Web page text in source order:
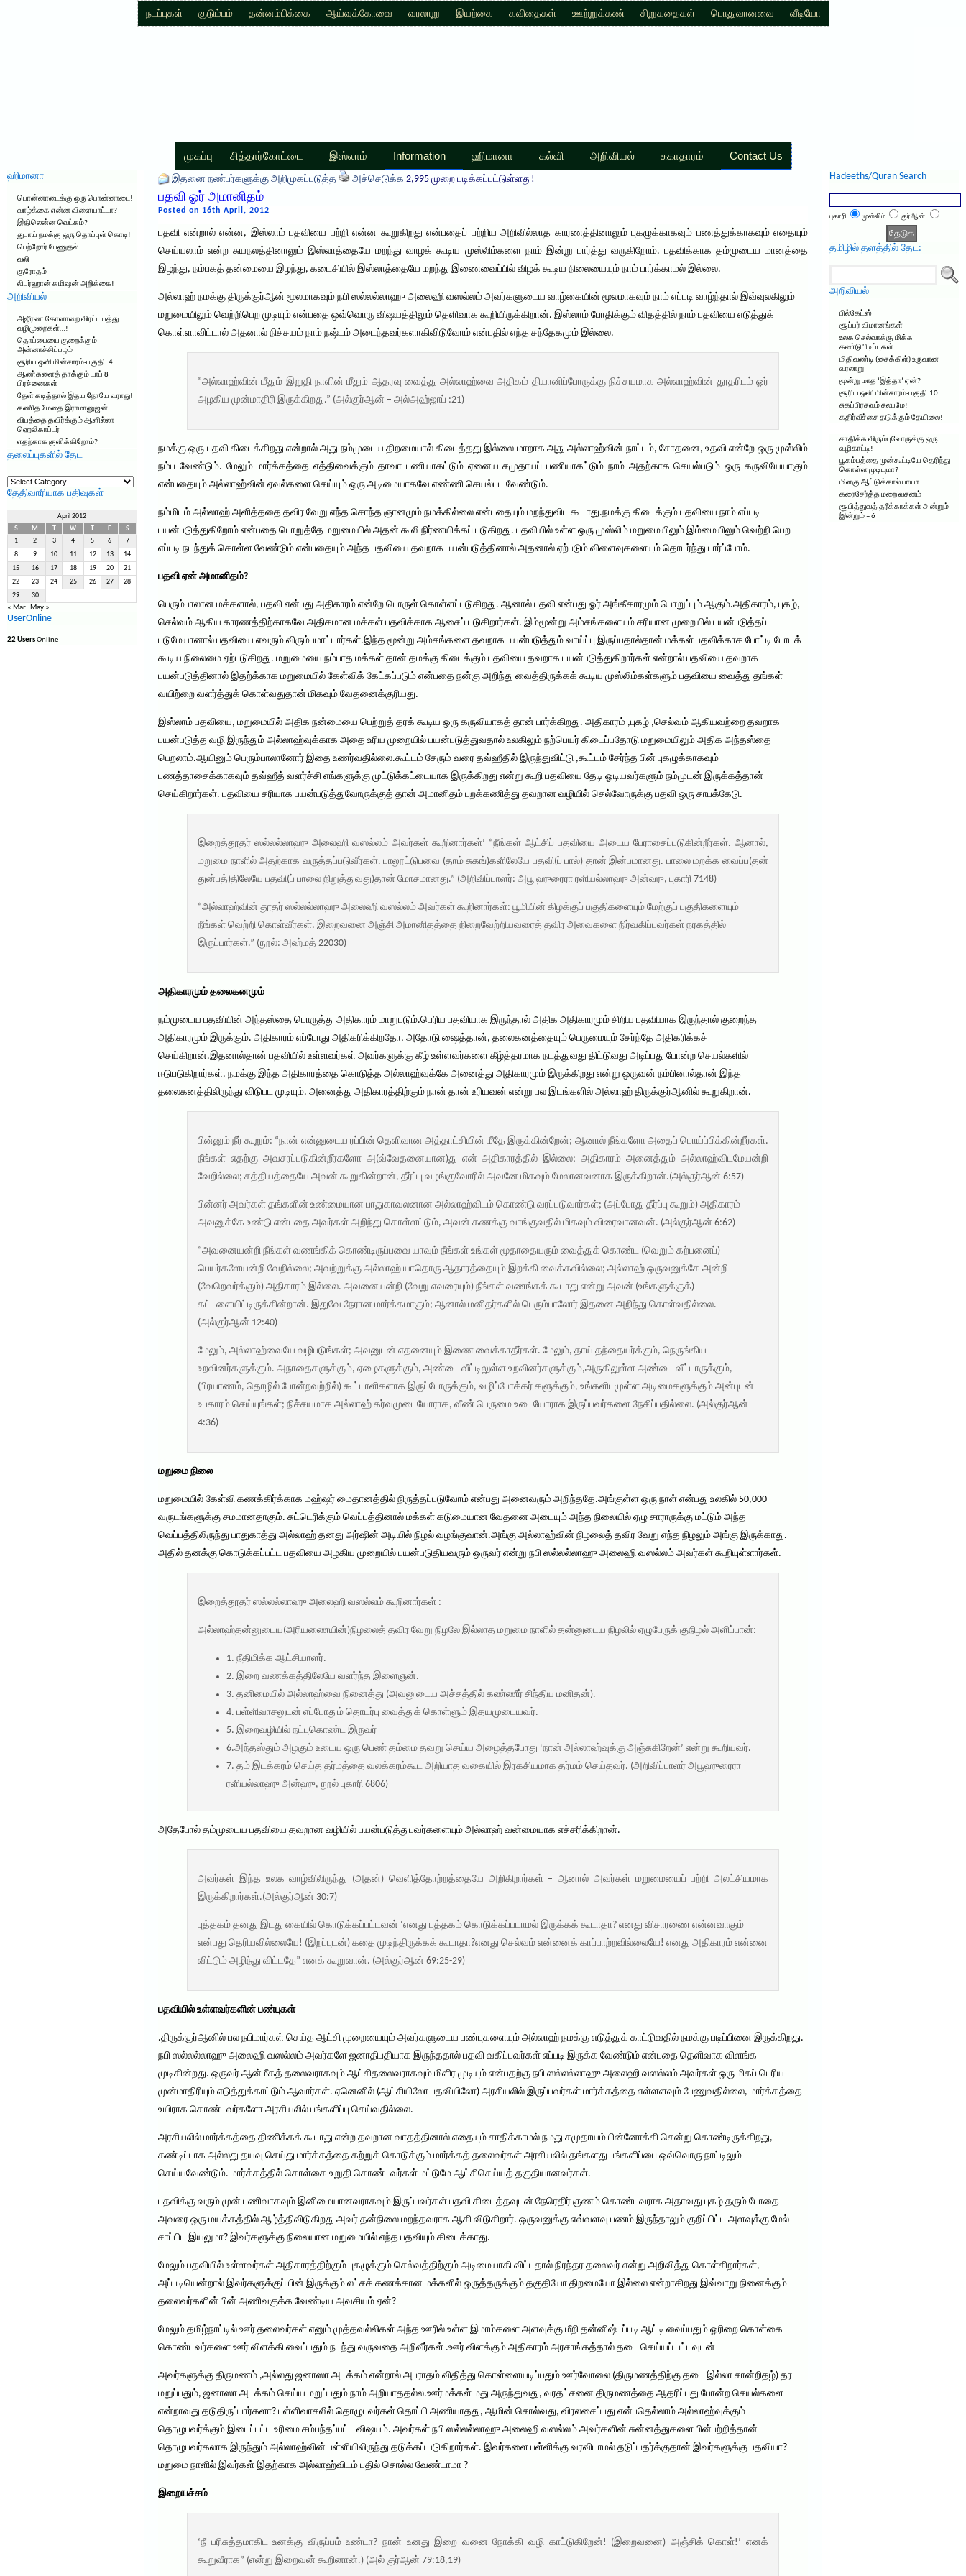
நடப்புகள் குடும்பம் தன்னம்பிக்கை ஆய்வுக்கோவை வரலாறு இயற்கை கவிதைகள் ஊற்றுக்கண் சிறுகதைகள் பொதுவானவை வீடியோ
முகப்பு சித்தார்கோட்டை இஸ்லாம் Information ஹிமானா கல்வி அறிவியல் சுகாதாரம் Contact Us
ஹிமானா
பொன்னாடைக்கு ஒரு பொன்னாடை!
வாழ்க்கை என்ன விளையாட்டா?
இதிலென்ன வெட்கம்?
துபாய் நமக்கு ஒரு தொப்புள் கொடி!
பெற்றோர் பேணுதல்
வலி
குரோதம்
லிபர்ஹான் கமிஷன் அறிக்கை!
அறிவியல்
அஜீரண கோளாறை விரட்ட பத்து
வழிமுறைகள்…!
தொப்பையை குறைக்கும்
அன்னாச்சிப்பழம்
சூரிய ஒளி மின்சாரம்-பகுதி. 4
ஆண்களைத் தாக்கும் டாப் 8
பிரச்னைகள்
தேள் கடித்தால் இதய நோயே வராது!
கணித மேதை இராமானுஜன்
விபத்தை தவிர்க்கும் ஆளில்லா
ஹெலிகாப்டர்
எதற்காக குளிக்கிறோம்?
தலைப்புகளில் தேட
தலைப்புகளில்
தேட
தேதிவாரியாக பதிவுகள்
April 2012
S
M W F
S
1
2 3 4 5 6 7
8 9 10 11 12 13 14
15 16 17 18 19 20 21
22 23 24 25 26 27 28
29 30
« Mar May »
UserOnline
22 UsersOnline
இதனை நண்பர்களுக்கு அறிமுகப்படுத்த அச்செடுக்க 2,995 முறை படிக்கப்பட்டுள்ளது!
பதவி ஓர் அமானிதம்
Posted on 16th April, 2012
பதவி என்றால் என்ன, இஸ்லாம் பதவியை பற்றி என்ன கூறுகிறது என்பதைப் பற்றிய அறிவில்லாத காரணத்தினாலும் புகழுக்காகவும் பணத்துக்காகவும் எதையும்
செய்யலாம் என்ற சுயநலத்தினாலும் இஸ்லாத்தையே மறந்து வாழக் கூடிய முஸ்லிம்களை நாம் இன்று பார்த்து வருகிறோம். பதவிக்காக தம்முடைய மானத்தை
இழந்து, நம்பகத் தன்மையை இழந்து, கடைசியில் இஸ்லாத்தையே மறந்து இணைவைப்பில் விழக் கூடிய நிலையையும் நாம் பார்க்காமல் இல்லை.
அல்லாஹ் நமக்கு திருக்குர்ஆன் மூலமாகவும் நபி ஸல்லல்லாஹு அலைஹி வஸல்லம் அவர்களுடைய வாழ்கையின் மூலமாகவும் நாம் எப்படி வாழ்ந்தால் இவ்வுலகிலும்
மறுமையிலும் வெற்றிபெற முடியும் என்பதை ஒவ்வொரு விஷயத்திலும் தெளிவாக கூறியிருக்கிறான். இஸ்லாம் போதிக்கும் விதத்தில் நாம் பதவியை எடுத்துக்
கொள்ளாவிட்டால் அதனால் நிச்சயம் நாம் நஷ்டம் அடைந்தவர்களாகிவிடுவோம் என்பதில் எந்த சந்தேகமும் இல்லை.
”அல்லாஹ்வின் மீதும் இறுதி நாளின் மீதும் ஆதரவு வைத்து அல்லாஹ்வை அதிகம் தியானிப்போருக்கு நிச்சயமாக அல்லாஹ்வின் தூதரிடம் ஓர்
அழகிய முன்மாதிரி இருக்கிறது.” (அல்குர்ஆன் – அல்அஹ்ஜாப் :21)
நமக்கு ஒரு பதவி கிடைக்கிறது என்றால் அது நம்முடைய திறமையால் கிடைத்தது இல்லை மாறாக அது அல்லாஹ்வின் நாட்டம், சோதனை, உதவி என்றே ஒரு முஸ்லிம்
நம்ப வேண்டும். மேலும் மார்க்கத்தை எத்திவைக்கும் தாவா பணியாகட்டும் ஏனைய சமுதாயப் பணியாகட்டும் நாம் அதற்காக செயல்படும் ஒரு கருவியேயாகும்
என்பதையும் அல்லாஹ்வின் ஏவல்களை செய்யும் ஒரு அடிமையாகவே எண்ணி செயல்பட வேண்டும்.
நம்மிடம் அல்லாஹ் அளித்ததை தவிர வேறு எந்த சொந்த ஞானமும் நமக்கில்லை என்பதையும் மறந்துவிட கூடாது.நமக்கு கிடைக்கும் பதவியை நாம் எப்படி
பயன்படுத்துகிறோம் என்பதை பொறுத்தே மறுமையில் அதன் கூலி நிர்ணயிக்கப் படுகிறது. பதவியில் உள்ள ஒரு முஸ்லிம் மறுமையிலும் இம்மையிலும் வெற்றி பெற
எப்படி நடந்துக் கொள்ள வேண்டும் என்பதையும் அந்த பதவியை தவறாக பயன்படுத்தினால் அதனால் ஏற்படும் விளைவுகளையும் தொடர்ந்து பார்ப்போம்.
பதவி ஏன் அமானிதம்?
பெரும்பாலான மக்களால், பதவி என்பது அதிகாரம் என்றே பொருள் கொள்ளப்படுகிறது. ஆனால் பதவி என்பது ஓர் அங்கீகாரமும் பொறுப்பும் ஆகும்.அதிகாரம், புகழ்,
செல்வம் ஆகிய காரணத்திற்காகவே அதிகமான மக்கள் பதவிக்காக ஆசைப் படுகிறார்கள். இம்மூன்று அம்சங்களையும் சரியான முறையில் பயன்படுத்தப்
படுமேயானால் பதவியை எவரும் விரும்பமாட்டார்கள்.இந்த மூன்று அம்சங்களை தவறாக பயன்படுத்தும் வாய்ப்பு இருப்பதால்தான் மக்கள் பதவிக்காக போட்டி போடக்
கூடிய நிலைமை ஏற்படுகிறது. மறுமையை நம்பாத மக்கள் தான் தமக்கு கிடைக்கும் பதவியை தவறாக பயன்படுத்துகிறார்கள் என்றால் பதவியை தவறாக
பயன்படுத்தினால் இதற்க்காக மறுமையில் கேள்விக் கேட்கப்படும் என்பதை நன்கு அறிந்து வைத்திருக்கக் கூடிய முஸ்லிம்கள்களும் பதவியை வைத்து தங்கள்
வயிற்றை வளர்த்துக் கொள்வதுதான் மிகவும் வேதனைக்குரியது.
இஸ்லாம் பதவியை, மறுமையில் அதிக நன்மையை பெற்றுத் தரக் கூடிய ஒரு கருவியாகத் தான் பார்க்கிறது. அதிகாரம் ,புகழ் ,செல்வம் ஆகியவற்றை தவறாக
பயன்படுத்த வழி இருந்தும் அல்லாஹ்வுக்காக அதை உரிய முறையில் பயன்படுத்துவதால் உலகிலும் நற்பெயர் கிடைப்பதோடு மறுமையிலும் அதிக அந்தஸ்தை
பெறலாம்.ஆயினும் பெரும்பாலானோர் இதை உணர்வதில்லை.கூட்டம் சேரும் வரை தவ்ஹீதில் இருந்துவிட்டு ,கூட்டம் சேர்ந்த பின் புகழுக்காகவும்
பணத்தாசைக்காகவும் தவ்ஹீத் வளர்ச்சி எங்களுக்கு முட்டுக்கட்டையாக இருக்கிறது என்று கூறி பதவியை தேடி ஓடியவர்களும் நம்முடன் இருக்கத்தான்
செய்கிறார்கள். பதவியை சரியாக பயன்படுத்துவோருக்குத் தான் அமானிதம் புறக்கணித்து தவறான வழியில் செல்வோருக்கு பதவி ஒரு சாபக்கேடு.
இறைத்தூதர் ஸல்லல்லாஹு அலைஹி வஸல்லம் அவர்கள் கூறினார்கள்’ “நீங்கள் ஆட்சிப் பதவியை அடைய பேராசைப்படுகின்றீர்கள். ஆனால்,
மறுமை நாளில் அதற்காக வருத்தப்படுவீர்கள். பாலூட்டுபவை (தாம் சுகங்)களிலேயே பதவி(ப் பால்) தான் இன்பமானது. பாலை மறக்க வைப்ப(தன்
துன்பத்)திலேயே பதவி(ப் பாலை நிறுத்துவது)தான் மோசமானது.” (அறிவிப்பாளர்: அபூ ஹுரைரா ரளியல்லாஹு அன்ஹு, புகாரி 7148)
“அல்லாஹ்வின் தூதர் ஸல்லல்லாஹு அலைஹி வஸல்லம் அவர்கள் கூறினார்கள்: பூமியின் கிழக்குப் பகுதிகளையும் மேற்குப் பகுதிகளையும்
நீங்கள் வெற்றி கொள்வீர்கள். இறைவனை அஞ்சி அமானிதத்தை நிறைவேற்றியவரைத் தவிர அவைகளை நிர்வகிப்பவர்கள் நரகத்தில்
இருப்பார்கள்.” (நூல்: அஹ்மத் 22030)
அதிகாரமும் தலைகனமும்
நம்முடைய பதவியின் அந்தஸ்தை பொருத்து அதிகாரம் மாறுபடும்.பெரிய பதவியாக இருந்தால் அதிக அதிகாரமும் சிறிய பதவியாக இருந்தால் குறைந்த
அதிகாரமும் இருக்கும். அதிகாரம் எப்போது அதிகரிக்கிறதோ, அதோடு ஷைத்தான், தலைகனத்தையும் பெருமையும் சேர்ந்தே அதிகரிக்கச்
செய்கிறான்.இதனால்தான் பதவியில் உள்ளவர்கள் அவர்களுக்கு கீழ் உள்ளவர்களை கீழ்த்தரமாக நடத்துவது திட்டுவது அடிப்பது போன்ற செயல்களில்
ஈடுபடுகிறார்கள். நமக்கு இந்த அதிகாரத்தை கொடுத்த அல்லாஹ்வுக்கே அனைத்து அதிகாரமும் இருக்கிறது என்று ஒருவன் நம்பினால்தான் இந்த
தலைகனத்திலிருந்து விடுபட முடியும். அனைத்து அதிகாரத்திற்கும் நான் தான் உரியவன் என்று பல இடங்களில் அல்லாஹ் திருக்குர்ஆனில் கூறுகிறான்.
பின்னும் நீர் கூறும்: “நான் என்னுடைய ரப்பின் தெளிவான அத்தாட்சியின் மீதே இருக்கின்றேன்; ஆனால் நீங்களோ அதைப் பொய்ப்பிக்கின்றீர்கள்.
நீங்கள் எதற்கு அவசரப்படுகின்றீர்களோ அ(வ்வேதனையான)து என் அதிகாரத்தில் இல்லை; அதிகாரம் அனைத்தும் அல்லாஹ்விடமேயன்றி
வேறில்லை; சத்தியத்தையே அவன் கூறுகின்றான், தீர்ப்பு வழங்குவோரில் அவனே மிகவும் மேலானவனாக இருக்கிறான்.(அல்குர்ஆன் 6:57)
பின்னர் அவர்கள் தங்களின் உண்மையான பாதுகாவலனான அல்லாஹ்விடம் கொண்டு வரப்படுவார்கள்; (அப்போது தீர்ப்பு கூறும்) அதிகாரம்
அவனுக்கே உண்டு என்பதை அவர்கள் அறிந்து கொள்ளட்டும், அவன் கணக்கு வாங்குவதில் மிகவும் விரைவானவன். (அல்குர்ஆன் 6:62)
“அவனையன்றி நீங்கள் வணங்கிக் கொண்டிருப்பவை யாவும் நீங்கள் உங்கள் மூதாதையரும் வைத்துக் கொண்ட (வெறும் கற்பனைப்)
பெயர்களேயன்றி வேறில்லை; அவற்றுக்கு அல்லாஹ் யாதொரு ஆதாரத்தையும் இறக்கி வைக்கவில்லை; அல்லாஹ் ஒருவனுக்கே அன்றி
(வேறெவர்க்கும்) அதிகாரம் இல்லை. அவனையன்றி (வேறு எவரையும்) நீங்கள் வணங்கக் கூடாது என்று அவன் (உங்களுக்குக்)
கட்டளையிட்டிருக்கின்றான். இதுவே நேரான மார்க்கமாகும்; ஆனால் மனிதர்களில் பெரும்பாலோர் இதனை அறிந்து கொள்வதில்லை.
(அல்குர்ஆன் 12:40)
மேலும், அல்லாஹ்வையே வழிபடுங்கள்; அவனுடன் எதனையும் இணை வைக்காதீர்கள். மேலும், தாய் தந்தையர்க்கும், நெருங்கிய
உறவினர்களுக்கும். அநாதைகளுக்கும், ஏழைகளுக்கும், அண்டை வீட்டிலுள்ள உறவினர்களுக்கும்,அருகிலுள்ள அண்டை வீட்டாருக்கும்,
(பிரயாணம், தொழில் போன்றவற்றில்) கூட்டாளிகளாக இருப்போருக்கும், வழிப்போக்கர் களுக்கும், உங்களிடமுள்ள அடிமைகளுக்கும் அன்புடன்
உபகாரம் செய்யுங்கள்; நிச்சயமாக அல்லாஹ் கர்வமுடையோராக, வீண் பெருமை உடையோராக இருப்பவர்களை நேசிப்பதில்லை. (அல்குர்ஆன்
4:36)
மறுமை நிலை
மறுமையில் கேள்வி கணக்கிர்க்காக மஹ்ஷர் மைதானத்தில் நிருத்தப்படுவோம் என்பது அனைவரும் அறிந்ததே.அங்குள்ள ஒரு நாள் என்பது உலகில் 50,000
வருடங்களுக்கு சமமானதாகும். சுட்டெரிக்கும் வெப்பத்தினால் மக்கள் கடுமையான வேதனை அடையும் அந்த நிலையில் ஏழு சாராருக்கு மட்டும் அந்த
வெப்பத்திலிருந்து பாதுகாத்து அல்லாஹ் தனது அர்ஷின் அடியில் நிழல் வழங்குவான்.அங்கு அல்லாஹ்வின் நிழலைத் தவிர வேறு எந்த நிழலும் அங்கு இருக்காது.
அதில் தனக்கு கொடுக்கப்பட்ட பதவியை அழகிய முறையில் பயன்படுதியவரும் ஒருவர் என்று நபி ஸல்லல்லாஹு அலைஹி வஸல்லம் அவர்கள் கூறியுள்ளார்கள்.
இறைத்தூதர் ஸல்லல்லாஹு அலைஹி வஸல்லம் கூறினார்கள் :
அல்லாஹ்தன்னுடைய(அரியணையின்)நிழலைத் தவிர வேறு நிழலே இல்லாத மறுமை நாளில் தன்னுடைய நிழலில் ஏழுபேருக் குநிழல் அளிப்பான்:
1. நீதிமிக்க ஆட்சியாளர்.
2. இறை வணக்கத்திலேயே வளர்ந்த இளைஞன்.
3. தனிமையில் அல்லாஹ்வை நினைத்து (அவனுடைய அச்சத்தில் கண்ணீர் சிந்திய மனிதன்).
4. பள்ளிவாசலுடன் எப்போதும் தொடர்பு வைத்துக் கொள்ளும் இதயமுடையவர்.
5. இறைவழியில் நட்புகொண்ட இருவர்
6.அந்தஸ்தும் அழகும் உடைய ஒரு பெண் தம்மை தவறு செய்ய அழைத்தபோது ‘நான் அல்லாஹ்வுக்கு அஞ்சுகிறேன்’ என்று கூறியவர்.
7. தம் இடக்கரம் செய்த தர்மத்தை வலக்கரம்கூட அறியாத வகையில் இரகசியமாக தர்மம் செய்தவர். (அறிவிப்பாளர் அபூஹுரைரா
ரளியல்லாஹு அன்ஹு, நூல் புகாரி 6806)
அதேபோல் தம்முடைய பதவியை தவறான வழியில் பயன்படுத்துபவர்களையும் அல்லாஹ் வன்மையாக எச்சரிக்கிறான்.
அவர்கள் இந்த உலக வாழ்விலிருந்து (அதன்) வெளித்தோற்றத்தையே அறிகிறார்கள் – ஆனால் அவர்கள் மறுமையைப் பற்றி அலட்சியமாக
இருக்கிறார்கள்.(அல்குர்ஆன் 30:7)
புத்தகம் தனது இடது கையில் கொடுக்கப்பட்டவன் ‘எனது புத்தகம் கொடுக்கப்படாமல் இருக்கக் கூடாதா? எனது விசாரணை என்னவாகும்
என்பது தெரியவில்லையே! (இறப்புடன்) கதை முடிந்திருக்கக் கூடாதா?எனது செல்வம் என்னைக் காப்பாற்றவில்லையே! எனது அதிகாரம் என்னை
விட்டும் அழிந்து விட்டதே” எனக் கூறுவான். (அல்குர்ஆன் 69:25-29)
பதவியில் உள்ளவர்களின் பண்புகள்
.திருக்குர்ஆனில் பல நபிமார்கள் செய்த ஆட்சி முறையையும் அவர்களுடைய பண்புகளையும் அல்லாஹ் நமக்கு எடுத்துக் காட்டுவதில் நமக்கு படிப்பினை இருக்கிறது.
நபி ஸல்லல்லாஹு அலைஹி வஸல்லம் அவர்களே ஜனாதிபதியாக இருந்ததால் பதவி வகிப்பவர்கள் எப்படி இருக்க வேண்டும் என்பதை தெளிவாக விளங்க
முடிகின்றது. ஒருவர் ஆன்மீகத் தலைவராகவும் ஆட்சிதலைவராகவும் மிளிர முடியும் என்பதற்கு நபி ஸல்லல்லாஹு அலைஹி வஸல்லம் அவர்கள் ஒரு மிகப் பெரிய
முன்மாதிரியும் எடுத்துக்காட்டும் ஆவார்கள். ஏனெனில் (ஆட்சியிலோ பதவியிலோ) அரசியலில் இருப்பவர்கள் மார்க்கத்தை எள்ளளவும் பேணுவதில்லை, மார்க்கத்தை
உயிராக கொண்டவர்களோ அரசியலில் பங்களிப்பு செய்வதில்லை.
அரசியலில் மார்க்கத்தை திணிக்கக் கூடாது என்ற தவறான வாதத்தினால் எதையும் சாதிக்காமல் நமது சமுதாயம் பின்னோக்கி சென்று கொண்டிருக்கிறது,
கண்டிப்பாக அல்லது தயவு செய்து மார்க்கத்தை கற்றுக் கொடுக்கும் மார்க்கத் தலைவர்கள் அரசியலில் தங்களது பங்களிப்பை ஒவ்வொரு நாட்டிலும்
செய்யவேண்டும். மார்க்கத்தில் கொள்கை உறுதி கொண்டவர்கள் மட்டுமே ஆட்சிசெய்யத் தகுதியானவர்கள்.
பதவிக்கு வரும் முன் பணிவாகவும் இனிமையானவராகவும் இருப்பவர்கள் பதவி கிடைத்தவுடன் நேரெதிர் குணம் கொண்டவராக அதாவது புகழ் தரும் போதை
அவரை ஒரு மயக்கத்தில் ஆழ்த்திவிடுகிறது அவர் தன்நிலை மறந்தவராக ஆகி விடுகிறார். ஒருவனுக்கு எவ்வளவு பணம் இருந்தாலும் குறிப்பிட்ட அளவுக்கு மேல்
சாப்பிட இயலுமா? இவர்களுக்கு நிலையான மறுமையில் எந்த பதவியும் கிடைக்காது.
மேலும் பதவியில் உள்ளவர்கள் அதிகாரத்திற்கும் புகழுக்கும் செல்வத்திற்கும் அடிமையாகி விட்டதால் நிரந்தர தலைவர் என்று அறிவித்து கொள்கிறார்கள்,
அப்படியென்றால் இவர்களுக்குப் பின் இருக்கும் லட்சக் கணக்கான மக்களில் ஒருத்தருக்கும் தகுதியோ திறமையோ இல்லை என்றாகிறது இவ்வாறு நினைக்கும்
தலைவர்களின் பின் அணிவகுக்க வேண்டிய அவசியம் ஏன்?
மேலும் தமிழ்நாட்டில் ஊர் தலைவர்கள் எனும் முத்தவல்லிகள் அந்த ஊரில் உள்ள இமாம்களை அளவுக்கு மீறி தன்னிஷ்டப்படி ஆட்டி வைப்பதும் ஓரிறை கொள்கை
கொண்டவர்களை ஊர் விளக்கி வைப்பதும் நடந்து வருவதை அறிவீர்கள் .ஊர் விளக்கும் அதிகாரம் அரசாங்கத்தால் தடை செய்யப் பட்டவுடன்
அவர்களுக்கு திருமணம் ,அல்லது ஜனாஸா அடக்கம் என்றால் அபராதம் விதித்து கொள்ளையடிப்பதும் ஊர்வோலை (திருமணத்திற்கு தடை இல்லா சான்றிதழ்) தர
மறுப்பதும், ஜனாஸா அடக்கம் செய்ய மறுப்பதும் நாம் அறியாததல்ல.ஊர்மக்கள் மது அருந்துவது, வரதட்சனை திருமணத்தை ஆதரிப்பது போன்ற செயல்களை
என்றாவது தடுதிருப்பார்களா? பள்ளிவாசலில் தொழுபவர்கள் தொப்பி அணியாதது, ஆமின் சொல்வது, விரலசைப்பது என்பதெல்லாம் அல்லாஹ்வுக்கும்
தொழுபவர்க்கும் இடைப்பட்ட உரிமை சம்பந்தப்பட்ட விஷயம். அவர்கள் நபி ஸல்லல்லாஹு அலைஹி வஸல்லம் அவர்களின் சுன்னத்துகளை பின்பற்றித்தான்
தொழுபவர்கலாக இருந்தும் அல்லாஹ்வின் பள்ளியிலிருந்து தடுக்கப் படுகிறார்கள். இவர்களை பள்ளிக்கு வரவிடாமல் தடுப்பதர்க்குதான் இவர்களுக்கு பதவியா?
மறுமை நாளில் இவர்கள் இதற்காக அல்லாஹ்விடம் பதில் சொல்ல வேண்டாமா ?
இறையச்சம்
‘நீ பரிசுத்தமாகிட உனக்கு விருப்பம் உண்டா? நான் உனது இறை வனை நோக்கி வழி காட்டுகிறேன்! (இறைவனை) அஞ்சிக் கொள்!’ எனக்
கூறுவீராக” (என்று இறைவன் கூறினான்.) (அல் குர்ஆன் 79:18,19)
Hadeeths/Quran Search
புகாரி முஸ்லிம் குர்ஆன்
தமிழில் தளத்தில் தேட:
அறிவியல்
பில்கேட்ஸ்
சூப்பர் விமானங்கள்
உலக செல்வாக்கு மிக்க
கண்டுபிடிப்புகள்
மிதிவண்டி (சைக்கிள்) உருவான
வரலாறு
மூன்று மாத ‘இத்தா’ ஏன்?
சூரிய ஒளி மின்சாரம்-பகுதி.10
சுகப்பிரசவம் சுலபமே!
கதிர்வீச்சை தடுக்கும் தேயிலை!
சாதிக்க விரும்புவோருக்கு ஒரு
வழிகாட்டி!
பூகம்பத்தை முன்கூட்டியே தெரிந்து
கொள்ள முடியுமா?
மிளகு ஆட்டுக்கால் பாயா
கரைசேர்த்த மறை வசனம்
சூபித்துவத் தரீக்காக்கள் அன்றும்
இன்றும் – 6